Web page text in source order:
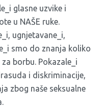
glasne uzvike i
u NAŠE ruke.
ugnjetavane_i,
smo do znanja koliko
borbu. Pokazale_i
i diskriminacije,
zbog naše seksualne